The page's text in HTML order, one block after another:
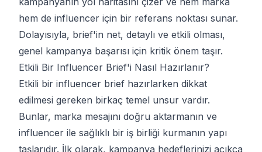
hem de influencer için bir referans noktası sunar.
Dolayısıyla, brief'in net, detaylı ve etkili olması,
genel kampanya başarısı için kritik önem taşır.
Etkili Bir Influencer Brief'i Nasıl Hazırlanır?
Etkili bir influencer brief hazırlarken dikkat
edilmesi gereken birkaç temel unsur vardır.
Bunlar, marka mesajını doğru aktarmanın ve
influencer ile sağlıklı bir iş birliği kurmanın yapı
taşlarıdır. İlk olarak, kampanya hedeflerinizi açıkça